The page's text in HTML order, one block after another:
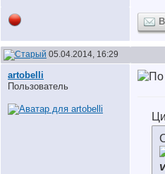
05.04.2014, 16:29
artobelli
Пользователь